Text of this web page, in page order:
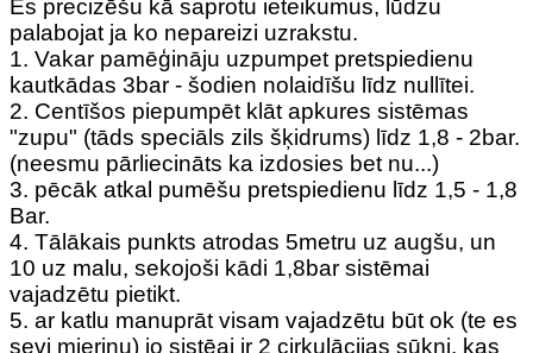
Es precizēšu kā saprotu ieteikumus, lūdzu
palabojat ja ko nepareizi uzrakstu.
1. Vakar pamēģināju uzpumpet pretspiedienu
kautkādas 3bar - šodien nolaidīšu līdz nullītei.
2. Centīšos piepumpēt klāt apkures sistēmas
"zupu" (tāds speciāls zils šķidrums) līdz 1,8 - 2bar.
(neesmu pārliecināts ka izdosies bet nu...)
3. pēcāk atkal pumēšu pretspiedienu līdz 1,5 - 1,8
Bar.
4. Tālākais punkts atrodas 5metru uz augšu, un
10 uz malu, sekojoši kādi 1,8bar sistēmai
vajadzētu pietikt.
5. ar katlu manuprāt visam vajadzētu būt ok (te es
sevi mierinu) jo sistēai ir 2 cirkulācijas sūkņi, kas